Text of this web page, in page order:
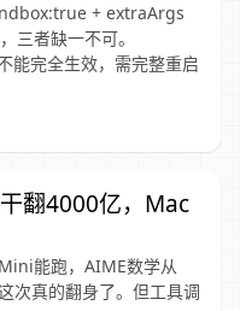
+ extraArgs
者缺一不可。
能完全生效，需完整重启
翻4000亿，Mac
能跑，AIME数学从
真的翻身了。但工具调